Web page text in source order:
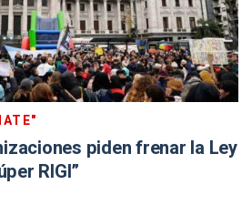
piden frenar la Ley
RIGI”